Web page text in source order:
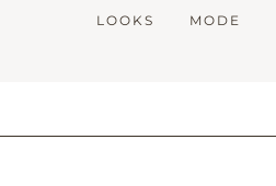
LOOKS MODE